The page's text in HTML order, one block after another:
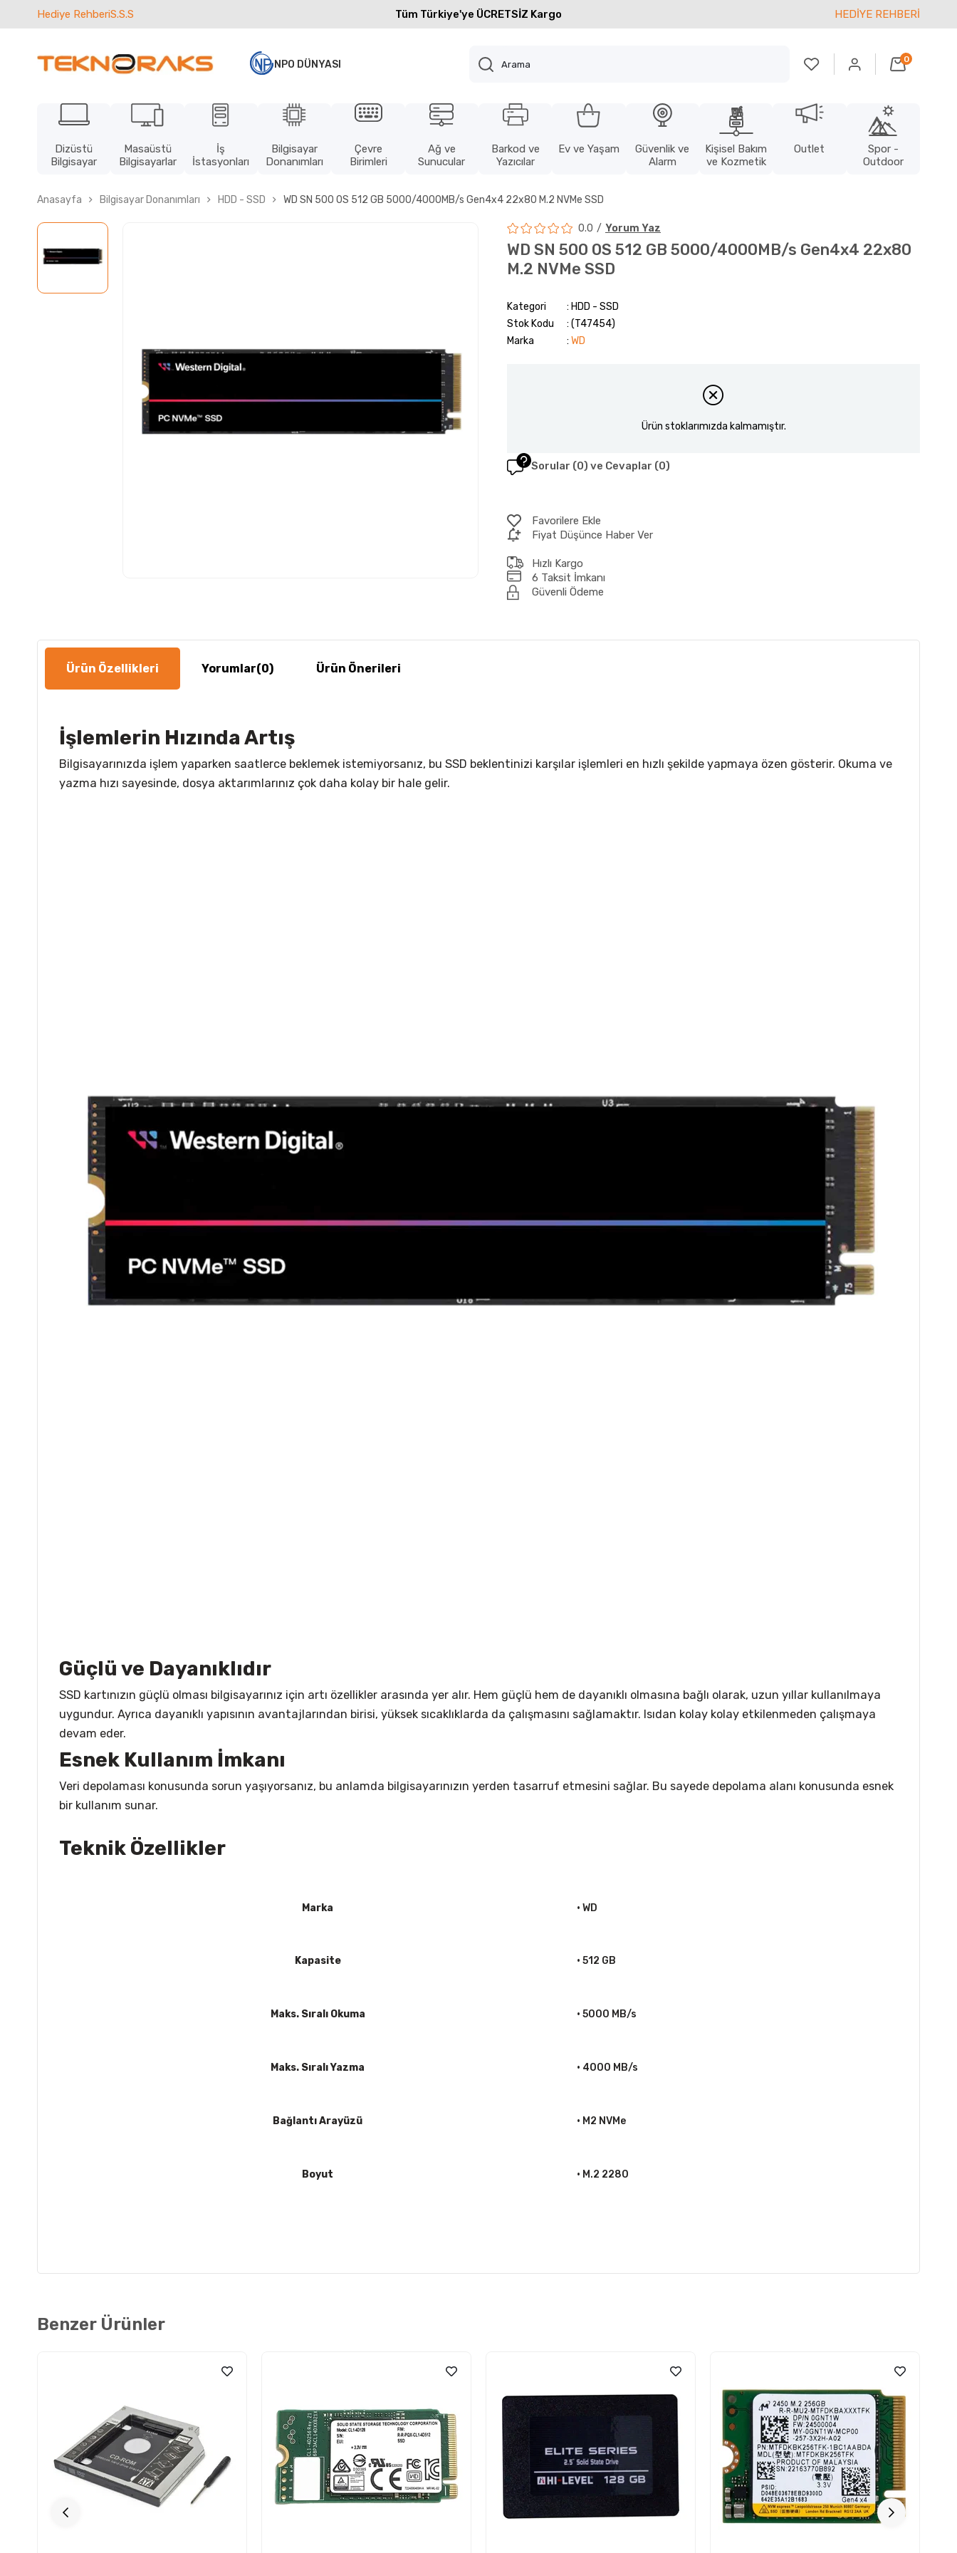
Hediye RehberiS.S.S Tüm Türkiye'ye ÜCRETSİZ Kargo HEDİYE REHBERİ
NPO DÜNYASI 0
Dizüstü
Bilgisayar
Masaüstü
Bilgisayarlar
İş
İstasyonları
Bilgisayar
Donanımları
Çevre
Birimleri
Ağ ve
Sunucular
Barkod ve
Yazıcılar
Ev ve Yaşam
Güvenlik ve
Alarm
Kişisel Bakım
ve Kozmetik
Outlet
Spor -
Outdoor
Anasayfa Bilgisayar Donanımları HDD - SSD WD SN 500 0S 512 GB 5000/4000MB/s Gen4x4 22x80 M.2 NVMe SSD
0.0 Yorum Yaz
WD SN 500 0S 512 GB 5000/4000MB/s Gen4x4 22x80
M.2 NVMe SSD
Kategori
HDD - SSD
Stok Kodu
(T47454)
Marka
: WD
Ürün stoklarımızda kalmamıştır.
Sorular (0) ve Cevaplar (0)
Favorilere Ekle
Fiyat Düşünce Haber Ver
Hızlı Kargo
6 Taksit İmkanı
Güvenli Ödeme
Ürün Özellikleri Yorumlar(0) Ürün Önerileri
İşlemlerin Hızında Artış
Bilgisayarınızda işlem yaparken saatlerce beklemek istemiyorsanız, bu SSD beklentinizi karşılar işlemleri en hızlı şekilde yapmaya özen gösterir. Okuma ve
yazma hızı sayesinde, dosya aktarımlarınız çok daha kolay bir hale gelir.
Güçlü ve Dayanıklıdır
SSD kartınızın güçlü olması bilgisayarınız için artı özellikler arasında yer alır. Hem güçlü hem de dayanıklı olmasına bağlı olarak, uzun yıllar kullanılmaya
uygundur. Ayrıca dayanıklı yapısının avantajlarından birisi, yüksek sıcaklıklarda da çalışmasını sağlamaktır. Isıdan kolay kolay etkilenmeden çalışmaya
devam eder.
Esnek Kullanım İmkanı
Veri depolaması konusunda sorun yaşıyorsanız, bu anlamda bilgisayarınızın yerden tasarruf etmesini sağlar. Bu sayede depolama alanı konusunda esnek
bir kullanım sunar.
Teknik Özellikler
Marka • WD
Kapasite • 512 GB
Maks. Sıralı Okuma • 5000 MB/s
Maks. Sıralı Yazma • 4000 MB/s
Bağlantı Arayüzü • M2 NVMe
Boyut • M.2 2280
Benzer Ürünler